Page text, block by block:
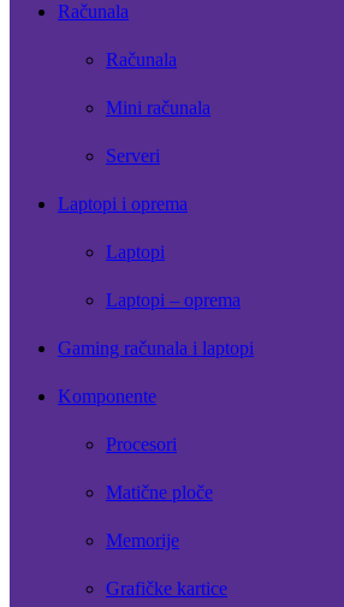
Računala
Računala
Mini računala
Serveri
Laptopi i oprema
Laptopi
Laptopi – oprema
Gaming računala i laptopi
Komponente
Procesori
Matične ploče
Memorije
Grafičke kartice